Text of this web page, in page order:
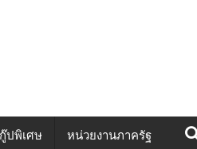
ปพิเศษ หน่วยงานภาครัฐ